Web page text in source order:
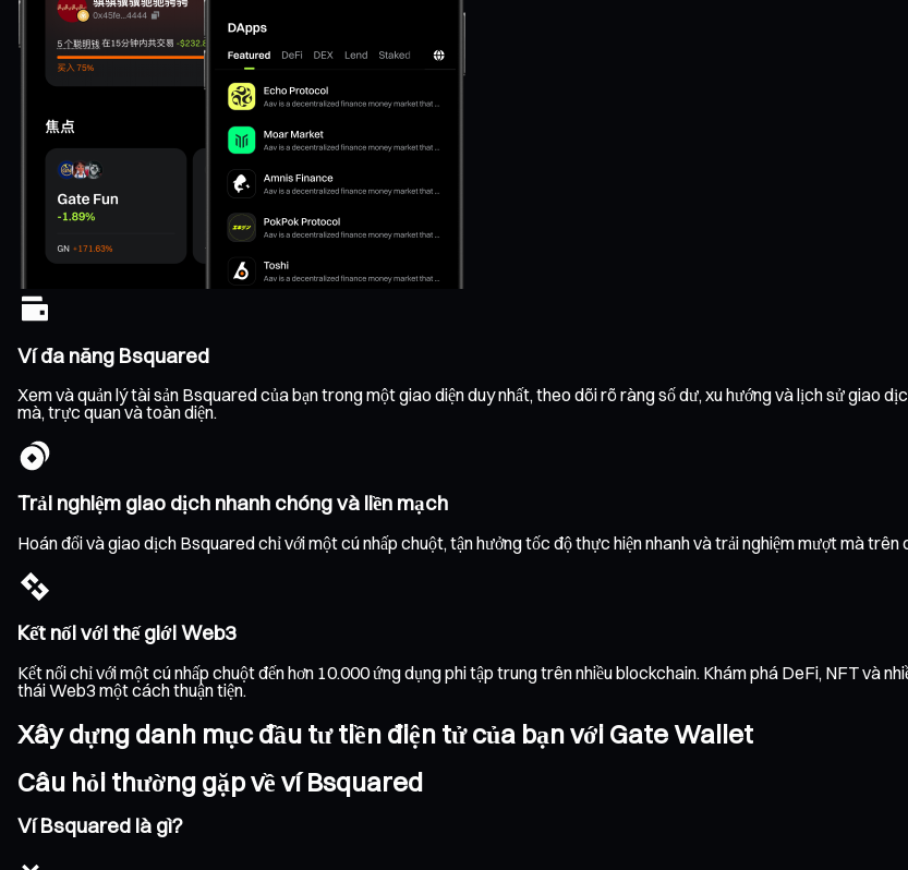
Ví đa năng Bsquared
Xem và quản lý tài sản Bsquared của bạn trong một giao diện duy nhất, theo dõi rõ ràng số dư, xu hướng và lịch sử giao
mà, trực quan và toàn diện.
Trải nghiệm giao dịch nhanh chóng và liền mạch
Hoán đổi và giao dịch Bsquared chỉ với một cú nhấp chuột, tận hưởng tốc độ thực hiện nhanh và trải nghiệm mượt mà trên
Kết nối với thế giới Web3
Kết nối chỉ với một cú nhấp chuột đến hơn 10.000 ứng dụng phi tập trung trên nhiều blockchain. Khám phá DeFi, NFT và
thái Web3 một cách thuận tiện.
Xây dựng danh mục đầu tư tiền điện tử của bạn với Gate Wallet
Câu hỏi thường gặp về ví Bsquared
Ví Bsquared là gì?